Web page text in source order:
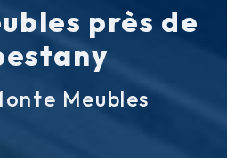
près de
Meubles